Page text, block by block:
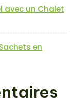
avec un Chalet
en